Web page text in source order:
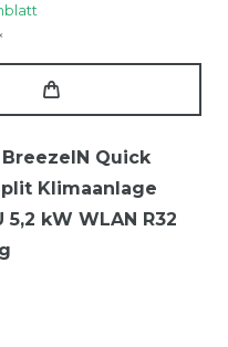
BreezeIN Quick
Klimaanlage
5,2 kW WLAN R32